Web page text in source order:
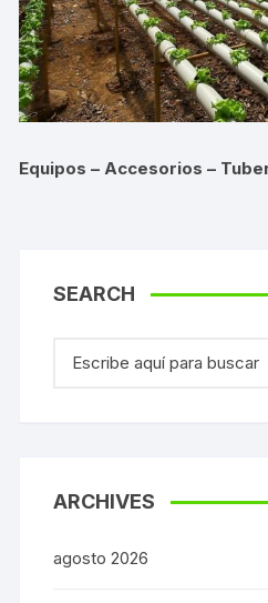
Equipos – Accesorios –
SEARCH
ARCHIVES
agosto 2026